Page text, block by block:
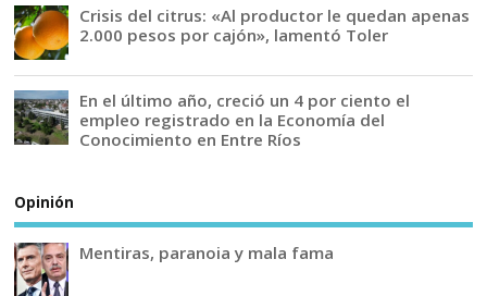
Crisis del citrus: «Al productor le quedan apenas
2.000 pesos por cajón», lamentó Toler
En el último año, creció un 4 por ciento el
empleo registrado en la Economía del
Conocimiento en Entre Ríos
Opinión
Mentiras, paranoia y mala fama